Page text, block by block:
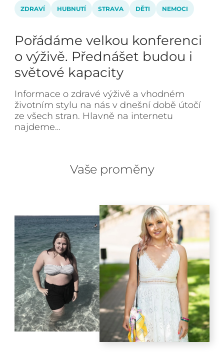
ZDRAVÍ HUBNUTÍ STRAVA DĚTI NEMOCI
Pořádáme velkou konferenci
o výživě. Přednášet budou i
světové kapacity
Informace o zdravé výživě a vhodném
životním stylu na nás v dnešní době útočí
ze všech stran. Hlavně na internetu
najdeme…
Vaše proměny